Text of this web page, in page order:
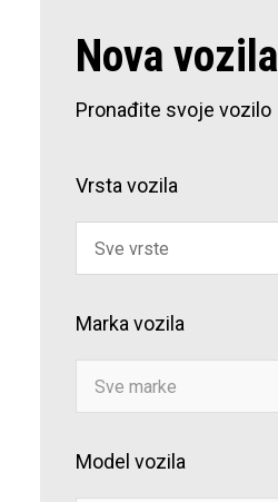
Dacia servis
Ponude Nissan
Nova vozila
Pronađite svoje vozilo
Vrsta vozila
Marka vozila
Model vozila